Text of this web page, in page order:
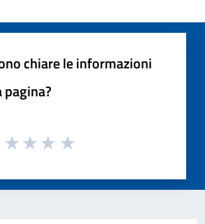
chiare le informazioni
pagina?